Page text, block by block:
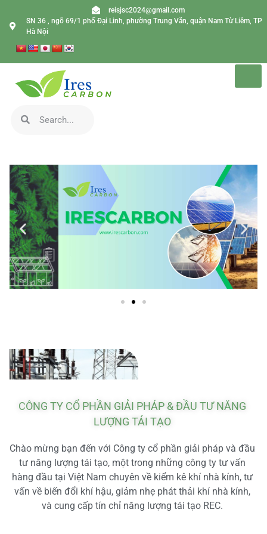
reisjsc2024@gmail.com
SN 36 , ngõ 69/1 phố Đại Linh, phường Trung Văn, quận Nam Từ Liêm, TP
Hà Nội
CÔNG TY CỔ PHẦN GIẢI PHÁP & ĐẦU TƯ NĂNG
LƯỢNG TÁI TẠO
Chào mừng bạn đến với Công ty cổ phần giải pháp và đầu
tư năng lượng tái tạo, một trong những công ty tư vấn
hàng đầu tại Việt Nam chuyên về kiểm kê khí nhà kính, tư
vấn về biến đổi khí hậu, giảm nhẹ phát thải khí nhà kính,
và cung cấp tín chỉ năng lượng tái tạo REC.